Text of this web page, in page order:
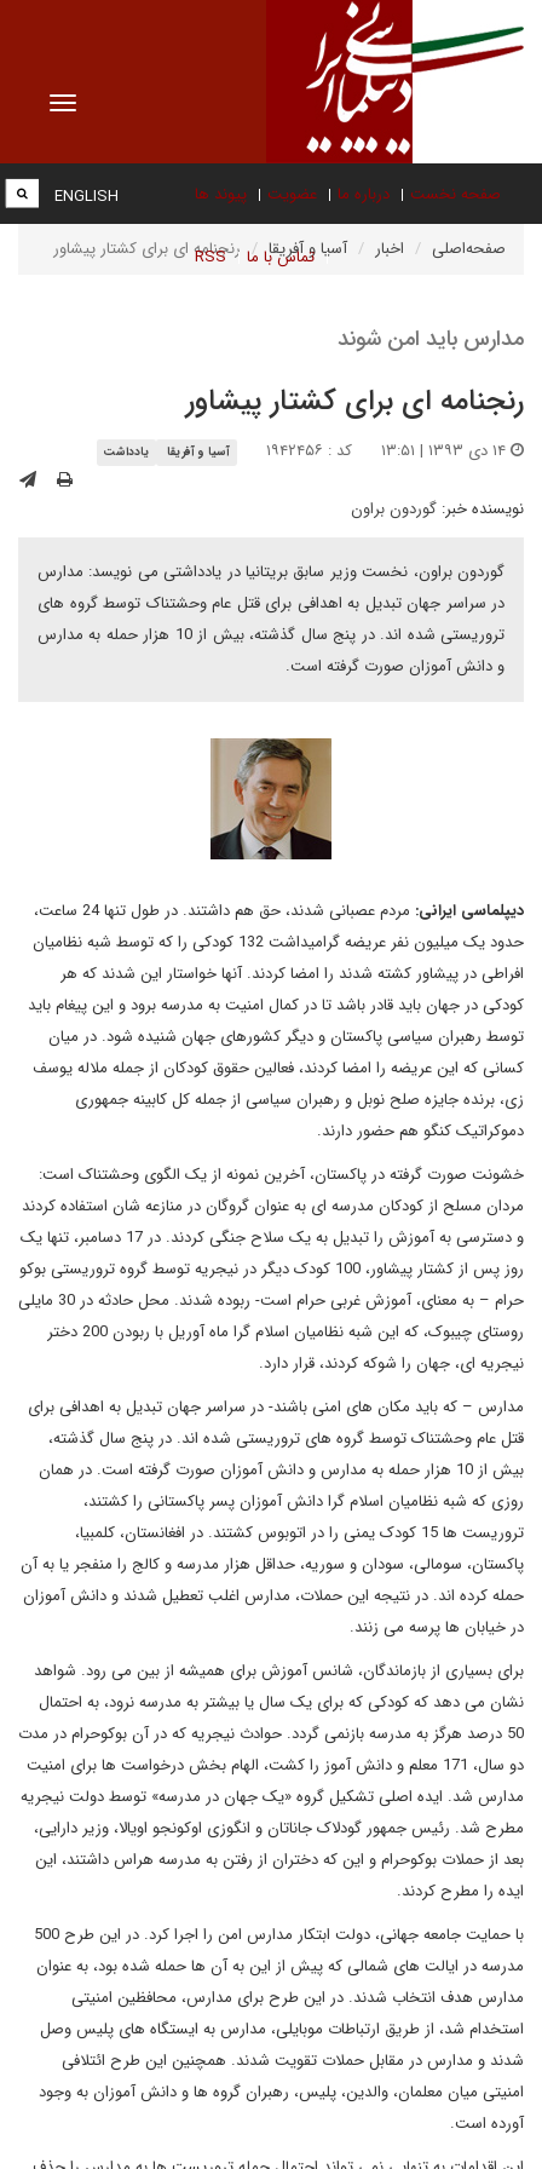
Toggle
صفحه نخست درباره ما عضویت پیوند ها
تماس با ما RSS
ENGLISH
صفحه‌اصلی اخبار آسیا و آفریقا رنجنامه ای برای کشتار پیشاور
مدارس باید امن شوند
رنجنامه ای برای کشتار پیشاور
کد : ۱۹۴۲۴۵۶ آسیا و آفریقا یادداشت
نویسنده خبر: گوردون براون
گوردون براون، نخست وزیر سابق بریتانیا در یادداشتی می نویسد: مدارس
در سراسر جهان تبدیل به اهدافی برای قتل عام وحشتناک توسط گروه های
تروریستی شده اند. در پنج سال گذشته، بیش از 10 هزار حمله به مدارس
و دانش آموزان صورت گرفته است.
دیپلماسی ایرانی:
مردم عصبانی شدند، حق هم داشتند. در طول تنها 24 ساعت،
حدود یک میلیون نفر عریضه گرامیداشت 132 کودکی را که توسط شبه نظامیان
افراطی در پیشاور کشته شدند را امضا کردند. آنها خواستار این شدند که هر
کودکی در جهان باید قادر باشد تا در کمال امنیت به مدرسه برود و این پیغام باید
توسط رهبران سیاسی پاکستان و دیگر کشورهای جهان شنیده شود. در میان
کسانی که این عریضه را امضا کردند، فعالین حقوق کودکان از جمله ملاله یوسف
زی، برنده جایزه صلح نوبل و رهبران سیاسی از جمله کل کابینه جمهوری
دموکراتیک کنگو هم حضور دارند.
خشونت صورت گرفته در پاکستان، آخرین نمونه از یک الگوی وحشتناک است:
مردان مسلح از کودکان مدرسه ای به عنوان گروگان در منازعه شان استفاده کردند
و دسترسی به آموزش را تبدیل به یک سلاح جنگی کردند. در 17 دسامبر، تنها یک
روز پس از کشتار پیشاور، 100 کودک دیگر در نیجریه توسط گروه تروریستی بوکو
حرام – به معنای، آموزش غربی حرام است- ربوده شدند. محل حادثه در 30 مایلی
روستای چیبوک، که این شبه نظامیان اسلام گرا ماه آوریل با ربودن 200 دختر
نیجریه ای، جهان را شوکه کردند، قرار دارد.
مدارس – که باید مکان های امنی باشند- در سراسر جهان تبدیل به اهدافی برای
قتل عام وحشتناک توسط گروه های تروریستی شده اند. در پنج سال گذشته،
بیش از 10 هزار حمله به مدارس و دانش آموزان صورت گرفته است. در همان
روزی که شبه نظامیان اسلام گرا دانش آموزان پسر پاکستانی را کشتند،
تروریست ها 15 کودک یمنی را در اتوبوس کشتند. در افغانستان، کلمبیا،
پاکستان، سومالی، سودان و سوریه، حداقل هزار مدرسه و کالج را منفجر یا به آن
حمله کرده اند. در نتیجه این حملات، مدارس اغلب تعطیل شدند و دانش آموزان
در خیابان ها پرسه می زنند.
برای بسیاری از بازماندگان، شانس آموزش برای همیشه از بین می رود. شواهد
نشان می دهد که کودکی که برای یک سال یا بیشتر به مدرسه نرود، به احتمال
50 درصد هرگز به مدرسه بازنمی گردد. حوادث نیجریه که در آن بوکوحرام در مدت
دو سال، 171 معلم و دانش آموز را کشت، الهام بخش درخواست ها برای امنیت
مدارس شد. ایده اصلی تشکیل گروه «یک جهان در مدرسه» توسط دولت نیجریه
مطرح شد. رئیس جمهور گودلاک جاناتان و انگوزی اوکونجو اویالا، وزیر دارایی،
بعد از حملات بوکوحرام و این که دختران از رفتن به مدرسه هراس داشتند، این
ایده را مطرح کردند.
با حمایت جامعه جهانی، دولت ابتکار مدارس امن را اجرا کرد. در این طرح 500
مدرسه در ایالت های شمالی که پیش از این به آن ها حمله شده بود، به عنوان
مدارس هدف انتخاب شدند. در این طرح برای مدارس، محافظین امنیتی
استخدام شد، از طریق ارتباطات موبایلی، مدارس به ایستگاه های پلیس وصل
شدند و مدارس در مقابل حملات تقویت شدند. همچنین این طرح ائتلافی
امنیتی میان معلمان، والدین، پلیس، رهبران گروه ها و دانش آموزان به وجود
آورده است.